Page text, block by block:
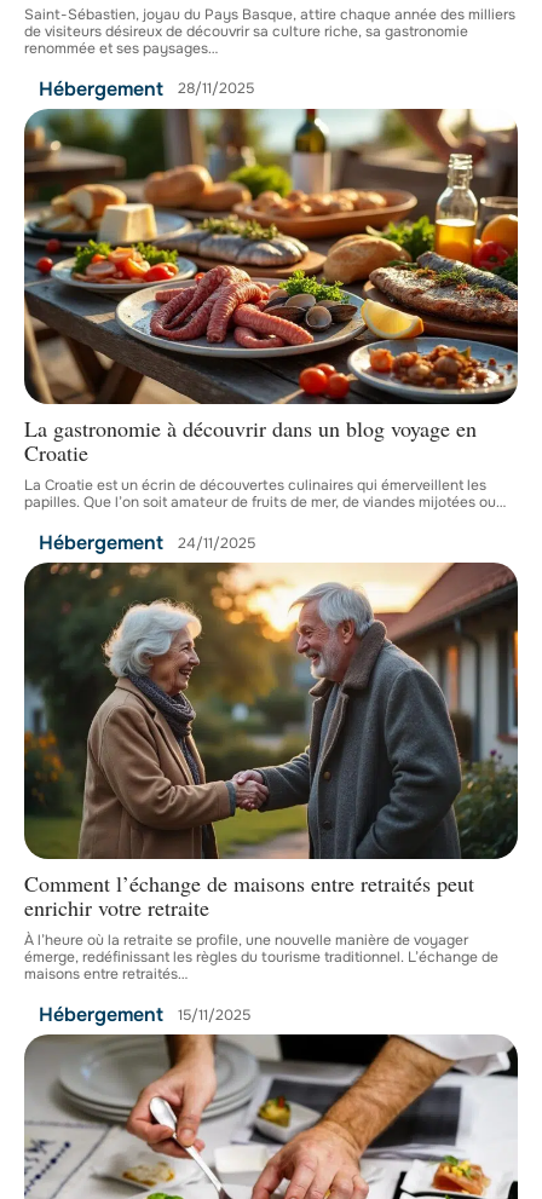
Saint-Sébastien, joyau du Pays Basque, attire chaque année des milliers
de visiteurs désireux de découvrir sa culture riche, sa gastronomie
renommée et ses paysages…
Hébergement 28/11/2025
La gastronomie à découvrir dans un blog voyage en
Croatie
La Croatie est un écrin de découvertes culinaires qui émerveillent les
papilles. Que l’on soit amateur de fruits de mer, de viandes mijotées ou…
Hébergement 24/11/2025
Comment l’échange de maisons entre retraités peut
enrichir votre retraite
À l’heure où la retraite se profile, une nouvelle manière de voyager
émerge, redéfinissant les règles du tourisme traditionnel. L’échange de
maisons entre retraités…
Hébergement 15/11/2025